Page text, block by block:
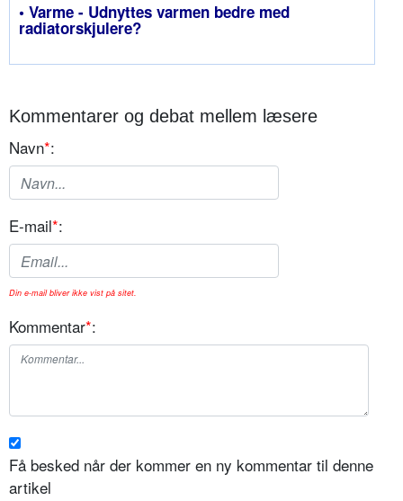
• Varme - Udnyttes varmen bedre med
radiatorskjulere?
Kommentarer og debat mellem læsere
Navn*:
E-mail*:
Din e-mail bliver ikke vist på sitet.
Kommentar*:
Få besked når der kommer en ny kommentar til denne
artikel